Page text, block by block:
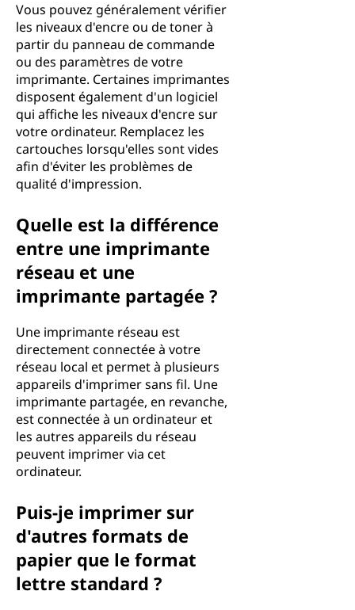
Vous pouvez généralement vérifier
les niveaux d'encre ou de toner à
partir du panneau de commande
ou des paramètres de votre
imprimante. Certaines imprimantes
disposent également d'un logiciel
qui affiche les niveaux d'encre sur
votre ordinateur. Remplacez les
cartouches lorsqu'elles sont vides
afin d'éviter les problèmes de
qualité d'impression.
Quelle est la différence
entre une imprimante
réseau et une
imprimante partagée ?
Une imprimante réseau est
directement connectée à votre
réseau local et permet à plusieurs
appareils d'imprimer sans fil. Une
imprimante partagée, en revanche,
est connectée à un ordinateur et
les autres appareils du réseau
peuvent imprimer via cet
ordinateur.
Puis-je imprimer sur
d'autres formats de
papier que le format
lettre standard ?